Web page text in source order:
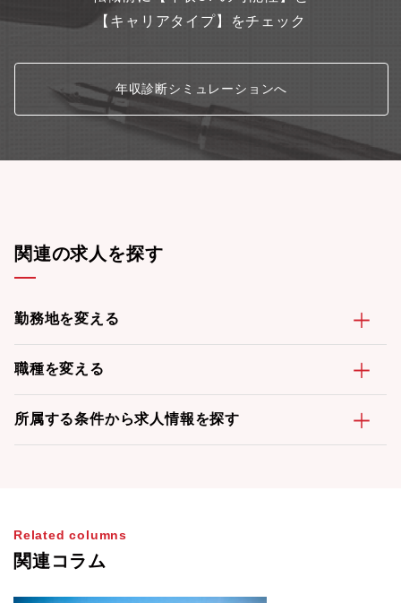
【キャリアタイプ】をチェック
年収診断シミュレーションへ
関連の求人を探す
勤務地を変える
職種を変える
所属する条件から求人情報を探す
Related columns
関連コラム